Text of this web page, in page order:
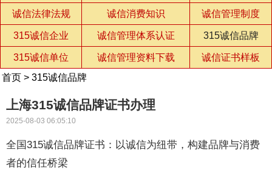
诚信法律法规 诚信消费知识 诚信管理制度
315诚信企业 诚信管理体系认证 315诚信品牌
315诚信单位 诚信管理资料下载
诚信证书样板
首页 > 315诚信品牌
上海315诚信品牌证书办理
2025-08-03 06:05:10
全国315诚信品牌证书：以诚信为纽带，构建品牌与消费
者的信任桥梁